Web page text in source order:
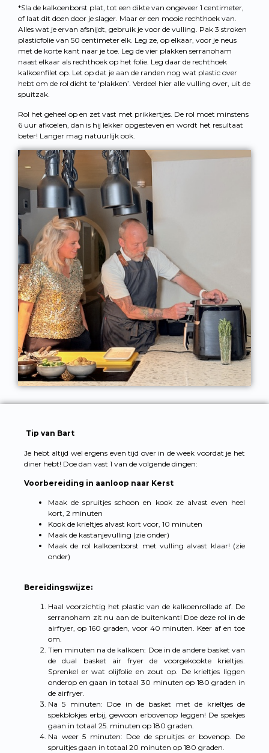
*Sla de kalkoenborst plat, tot een dikte van ongeveer 1 centimeter,
of laat dit doen door je slager. Maar er een mooie rechthoek van.
Alles wat je ervan afsnijdt, gebruik je voor de vulling. Pak 3 stroken
plasticfolie van 50 centimeter elk. Leg ze, op elkaar, voor je neus
met de korte kant naar je toe. Leg de vier plakken serranoham
naast elkaar als rechthoek op het folie. Leg daar de rechthoek
kalkoenfilet op. Let op dat je aan de randen nog wat plastic over
hebt om de rol dicht te ‘plakken’. Verdeel hier alle vulling over, uit de
spuitzak.
Rol het geheel op en zet vast met prikkertjes. De rol moet minstens
6 uur afkoelen, dan is hij lekker opgesteven en wordt het resultaat
beter! Langer mag natuurlijk ook.
Tip van Bart
Je hebt altijd wel ergens even tijd over in de week voordat je het
diner hebt! Doe dan vast 1 van de volgende dingen:
Voorbereiding in aanloop naar Kerst
Maak de spruitjes schoon en kook ze alvast even heel
kort, 2 minuten
Kook de krieltjes alvast kort voor, 10 minuten
Maak de kastanjevulling (zie onder)
Maak de rol kalkoenborst met vulling alvast klaar! (zie
onder)
Bereidingswijze:
Haal voorzichtig het plastic van de kalkoenrollade af. De
serranoham zit nu aan de buitenkant! Doe deze rol in de
airfryer, op 160 graden, voor 40 minuten. Keer af en toe
om.
Tien minuten na de kalkoen: Doe in de andere basket van
de dual basket air fryer de voorgekookte krieltjes.
Sprenkel er wat olijfolie en zout op. De krieltjes liggen
onderop en gaan in totaal 30 minuten op 180 graden in
de airfryer.
Na 5 minuten: Doe in de basket met de krieltjes de
spekblokjes erbij, gewoon erbovenop leggen! De spekjes
gaan in totaal 25. minuten op 180 graden.
Na weer 5 minuten: Doe de spruitjes er bovenop. De
spruitjes gaan in totaal 20 minuten op 180 graden.